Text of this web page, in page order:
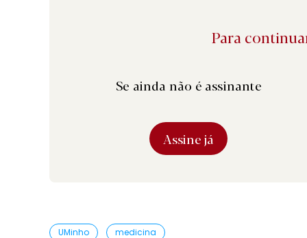
Para
Se ainda não é assinante
Assine já
UMinho medicina